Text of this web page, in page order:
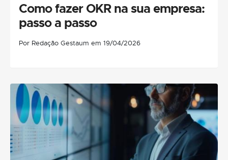
Como fazer OKR na sua empresa:
passo a passo
Por Redação Gestaum em 19/04/2026